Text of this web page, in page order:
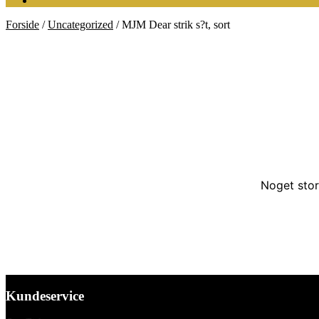
Forside /Uncategorized /MJM Dear strik s?t, sort
Noget
Kundeservice